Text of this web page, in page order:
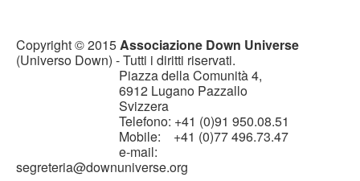
Copyright © 2015 Associazione Down Universe
(Universo Down) - Tutti i diritti riservati.
Piazza della Comunità 4,
6912 Lugano Pazzallo
Svizzera
Telefono: +41 (0)91 950.08.51
Mobile: +41 (0)77 496.73.47
e-mail:
segreteria@downuniverse.org